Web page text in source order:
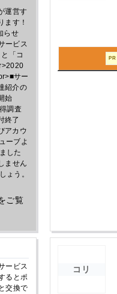
運営す
ます！
らせ
ービス
「コ
サー
紹介の
始
調査
終了
アカウ
ーブよ
した
ません
ょう。
ご覧
PR
ービス
るとポ
交換で
コリ